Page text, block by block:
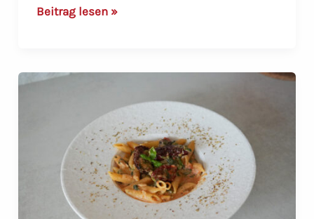
One
–
Multi-
Bräter
Beitrag lesen »